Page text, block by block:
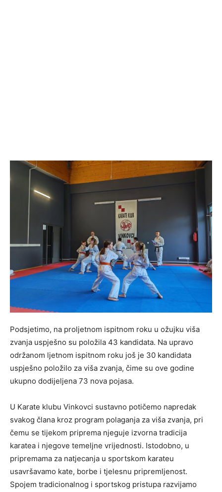
Podsjetimo, na proljetnom ispitnom roku u ožujku viša
zvanja uspješno su položila 43 kandidata. Na upravo
održanom ljetnom ispitnom roku još je 30 kandidata
uspješno položilo za viša zvanja, čime su ove godine
ukupno dodijeljena 73 nova pojasa.
U Karate klubu Vinkovci sustavno potičemo napredak
svakog člana kroz program polaganja za viša zvanja, pri
čemu se tijekom priprema njeguje izvorna tradicija
karatea i njegove temeljne vrijednosti. Istodobno, u
pripremama za natjecanja u sportskom karateu
usavršavamo kate, borbe i tjelesnu pripremljenost.
Spojem tradicionalnog i sportskog pristupa razvijamo